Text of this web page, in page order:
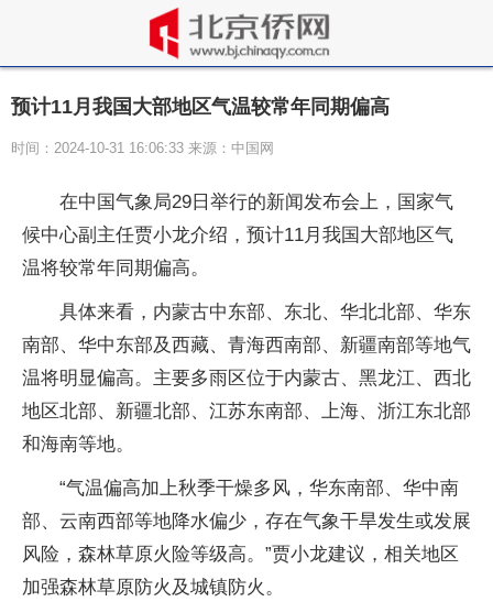
预计11月我国大部地区气温较常年同期偏高
时间：2024-10-31 16:06:33 来源：中国网
在中国气象局29日举行的新闻发布会上， 国家气
候中心副主任贾小龙介绍，预计11月我国大部地区气
温将较常年同期偏高。
具体来看，内蒙古中东部、东北、华北北部、华东
南部、华中东部及西藏、青海西南部、新疆南部等地气
温将明显偏高。主要多雨区位于内蒙古、黑龙江、西北
地区北部、新疆北部、江苏东南部、上海、浙江东北部
和海南等地。
“气温偏高加上秋季干燥多风，华东南部、华中南
部、云南西部等地降水偏少，存在气象干旱发生或发展
风险，森林草原火险等级高。”贾小龙建议，相关地区
加强森林草原防火及城镇防火。